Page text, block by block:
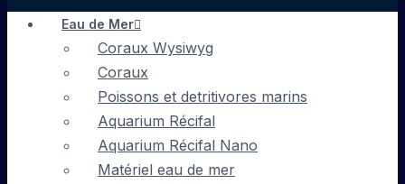
Eau de Mer
Coraux Wysiwyg
Coraux
Poissons et detritivores marins
Aquarium Récifal
Aquarium Récifal Nano
Matériel eau de mer